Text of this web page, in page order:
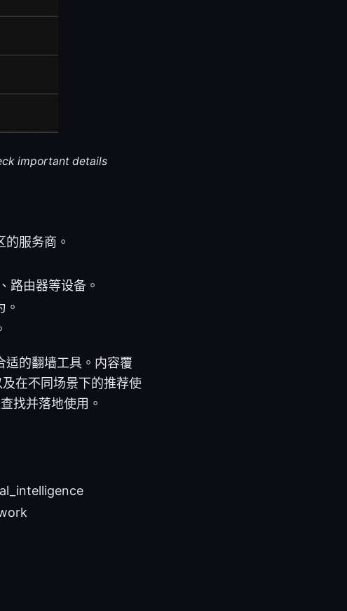
important details
服务商。
路由器等设备。
的翻墙工具。内容覆
在不同场景下的推荐使
找并落地使用。